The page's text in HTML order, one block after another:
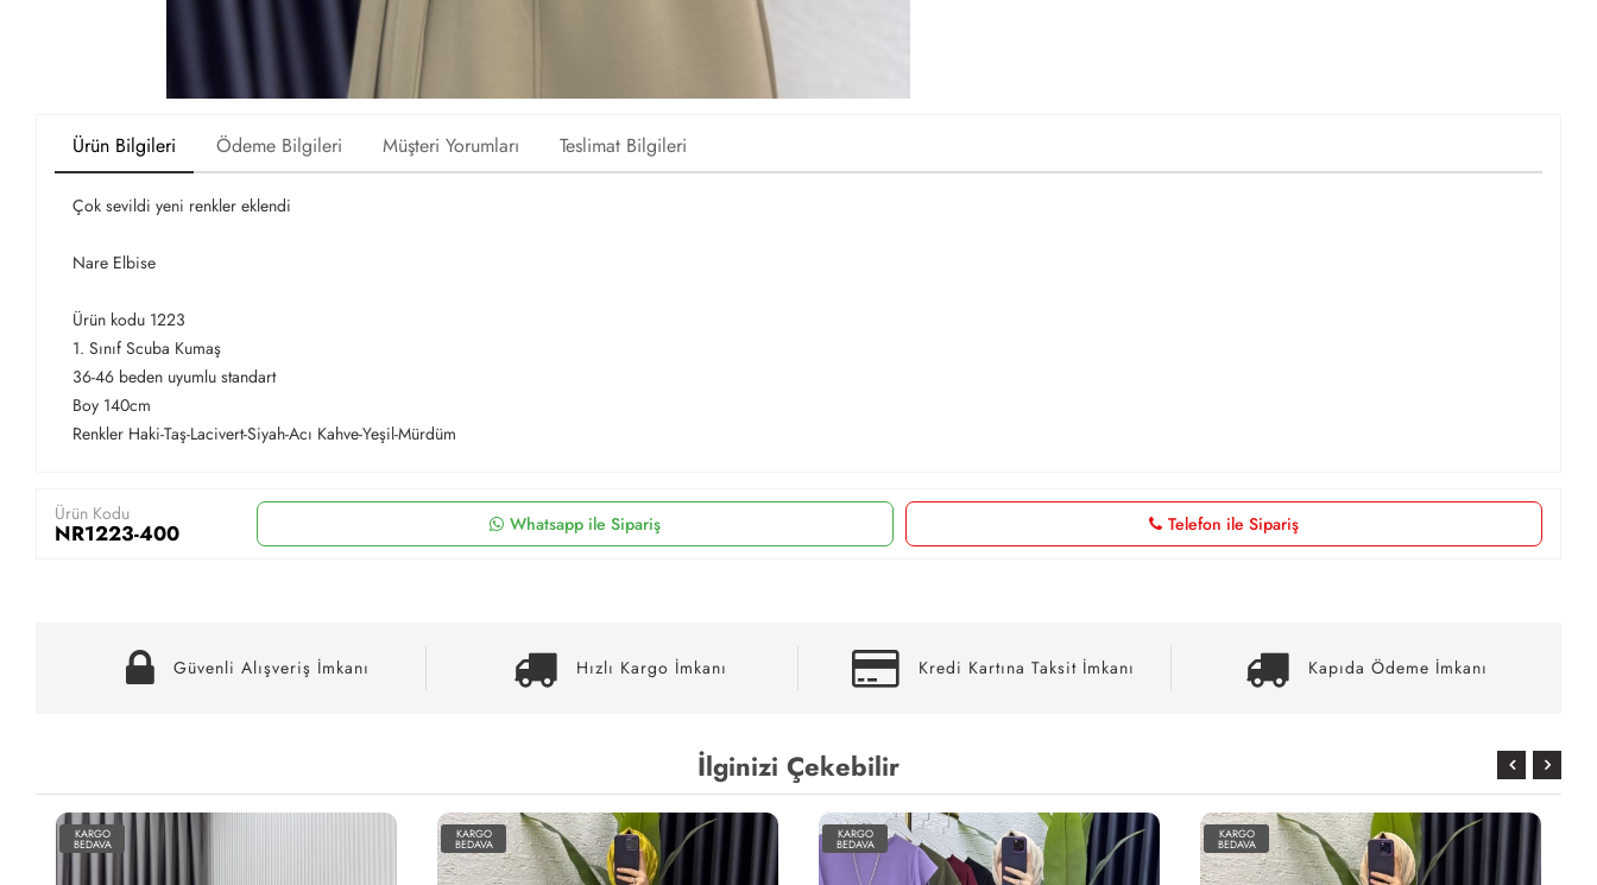
Ürün Bilgileri Ödeme Bilgileri Müşteri Yorumları Teslimat Bilgileri
Çok sevildi yeni renkler eklendi
Nare Elbise
Ürün kodu 1223
1. Sınıf Scuba Kumaş
36-46 beden uyumlu standart
Boy 140cm
Renkler Haki-Taş-Lacivert-Siyah-Acı Kahve-Yeşil-Mürdüm
Ürün Kodu
NR1223-400 Whatsapp ile Sipariş Telefon ile Sipariş
Güvenli Alışveriş İmkanı Hızlı Kargo İmkanı Kredi Kartına Taksit İmkanı Kapıda Ödeme İmkanı
İlginizi Çekebilir
KARGO
BEDAVA
KARGO
BEDAVA
KARGO
BEDAVA
KARGO
BEDAVA